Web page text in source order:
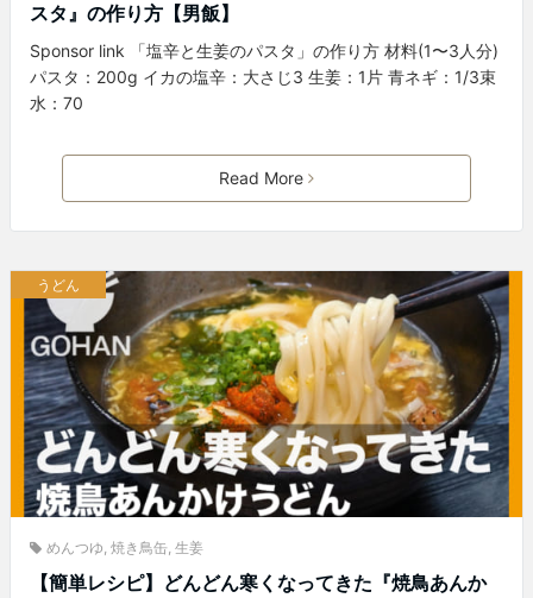
スタ』の作り方【男飯】
Sponsor link 「塩辛と生姜のパスタ」の作り方 材料(1〜3人分)
パスタ：200g イカの塩辛：大さじ3 生姜：1片 青ネギ：1/3束
水：70
Read More
うどん
めんつゆ, 焼き鳥缶, 生姜
【簡単レシピ】どんどん寒くなってきた『焼鳥あんか